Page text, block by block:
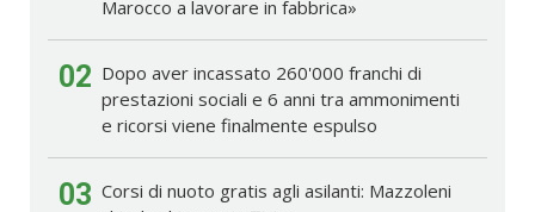
Marocco a lavorare in fabbrica»
02 Dopo aver incassato 260'000 franchi di
prestazioni sociali e 6 anni tra ammonimenti
e ricorsi viene finalmente espulso
03 Corsi di nuoto gratis agli asilanti: Mazzoleni